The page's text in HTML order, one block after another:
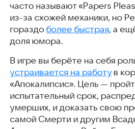
часто называют «Papers
из-за схожей механики, но
гораздо более быстрая, а
доля юмора.
В игре вы берёте на себя
устраивается на работув
«Апокалипсис». Цель —
испытательный срок,
умерших, и доказать свою
самой Смерти и другим